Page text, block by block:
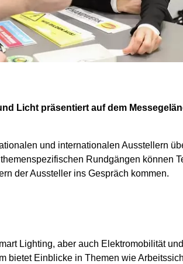
Licht präsentiert auf dem
und internationalen Ausstellern
Rundgängen können
der Aussteller ins Gespräch kommen.
Lighting, aber auch Elektromobilität
bietet Einblicke in Themen wie